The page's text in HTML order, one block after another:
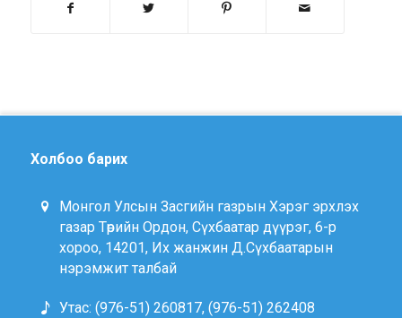
Холбоо барих
Монгол Улсын Засгийн газрын Хэрэг эрхлэх
газар Төрийн Ордон, Сүхбаатар дүүрэг, 6-р
хороо, 14201, Их жанжин Д.Сүхбаатарын
нэрэмжит талбай
Утас: (976-51) 260817, (976-51) 262408